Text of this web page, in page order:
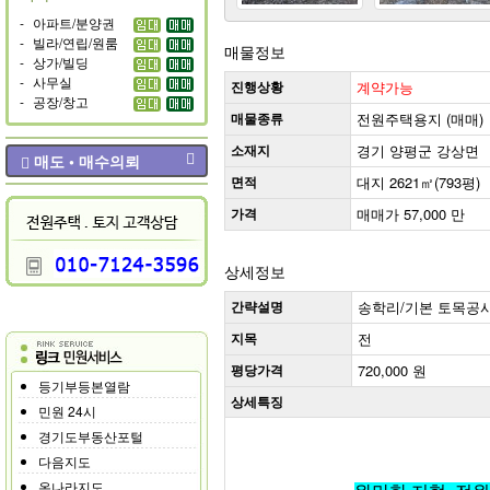
- 아파트/분양권
- 빌라/연립/원룸
- 상가/빌딩
- 사무실
- 공장/창고
매도 • 매수의뢰
등기부등본열람
민원 24시
경기도부동산포털
다음지도
매물정보
진행상황 계약가능
매물종류 전원주택용지 (매매)
소재지 경기 양평군 강상면
면적 대지 2621㎡(793평)
가격 매매가 57,000 만
상세정보
간략설명 송학리/기본 토목공
지목 전
평당가격 720,000 원
상세특징